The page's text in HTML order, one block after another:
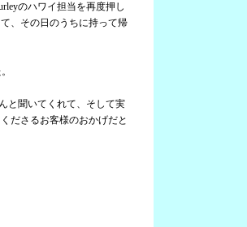
のハワイ担当を再度押し
、その日のうちに持って帰
と聞いてくれて、そして実
ださるお客様のおかげだと